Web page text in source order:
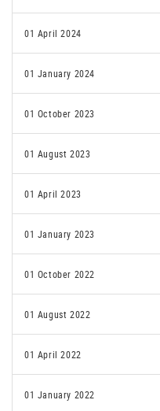
01 April 2024
01 January 2024
01 October 2023
01 August 2023
01 April 2023
01 January 2023
01 October 2022
01 August 2022
01 April 2022
01 January 2022